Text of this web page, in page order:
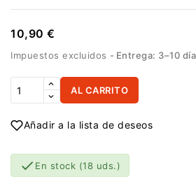
10,90 €
Impuestos excluidos Entrega: 3–10
AL CARRITO
Añadir a la lista de deseos
 En stock (18 uds.)